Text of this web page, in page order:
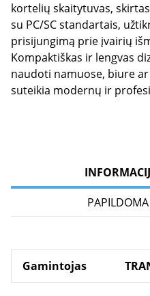
kortelių skaitytuvas,
su PC/SC standartais,
prisijungimą prie įvairių
Kompaktiškas ir lengvas
naudoti namuose, biure ar
suteikia modernų ir
Gamintojas